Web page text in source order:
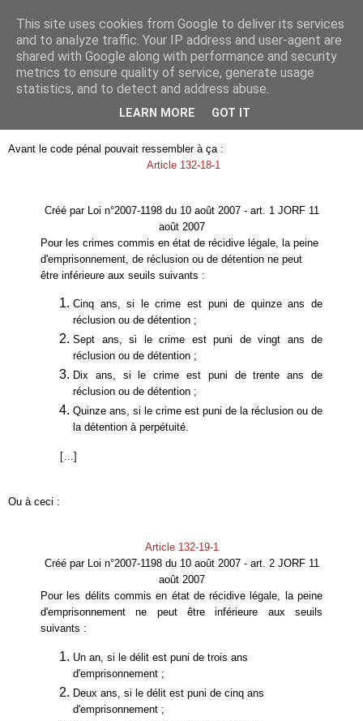
Je pense donc j'écris
mercredi 11 juin 2014
Les peines planchers, c'étaient avant
Avant le code pénal pouvait ressembler à ça :
Article 132-18-1
Créé par Loi n°2007-1198 du 10 août 2007 - art. 1 JORF 11
août 2007
Pour les crimes commis en état de récidive légale, la peine
d'emprisonnement, de réclusion ou de détention ne peut
être inférieure aux seuils suivants :
Cinq ans, si le crime est puni de quinze ans de
réclusion ou de détention ;
Sept ans, si le crime est puni de vingt ans de
réclusion ou de détention ;
Dix ans, si le crime est puni de trente ans de
réclusion ou de détention ;
Quinze ans, si le crime est puni de la réclusion ou de
la détention à perpétuité.
[…]
Ou à ceci :
Article 132-19-1
Créé par
Loi n°2007-1198 du 10 août 2007 - art. 2 JORF 11
août 2007
Pour les délits commis en état de récidive légale, la peine
d'emprisonnement ne peut être inférieure aux seuils
suivants :
Un an, si le délit est puni de trois ans
d'emprisonnement ;
Deux ans, si le délit est puni de cinq ans
d'emprisonnement ;
This site uses cookies from Google to deliver its services
and to analyze traffic. Your IP address and user-agent are
shared with Google along with performance and security
metrics to ensure quality of service, generate usage
statistics, and to detect and address abuse.
LEARN MORE GOT IT